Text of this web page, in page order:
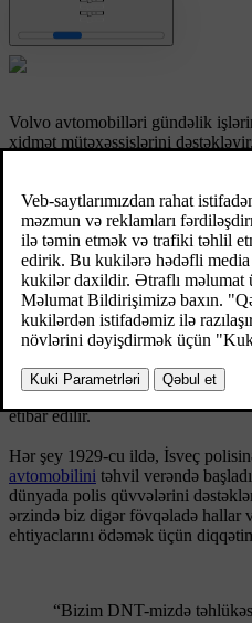
Volvo avtomobilləri gündəlik
xidmət mütəxəssislərini dəstəkləyir.
Hər gün təcili yardım və xidmət
çevirmək üçün özlərini həsr
avtomobillər onların cəsarətinin
hadisə yerinə çatdıqları hər an
Bu gün Volvo avtomobillərinə
idarələri, hava limanı rəhbərliyi,
mütəxəssisləri daxil olmaqla,
və etibarlı avtomobillərə ehtiyacı
etibar edilir.
Hər şey 1929-cu ildə, İsveç
avtomobilini təhvil verəndə
dünyada polis qüvvələrini
ərzində biz digər fövqəladə hallar
ehtiyaclarını ödəmək üçün
“Bizim DNT-mizdə